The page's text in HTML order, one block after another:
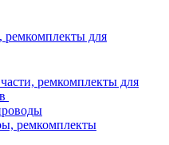
ремкомплекты для
ремкомплекты для
ремкомплекты